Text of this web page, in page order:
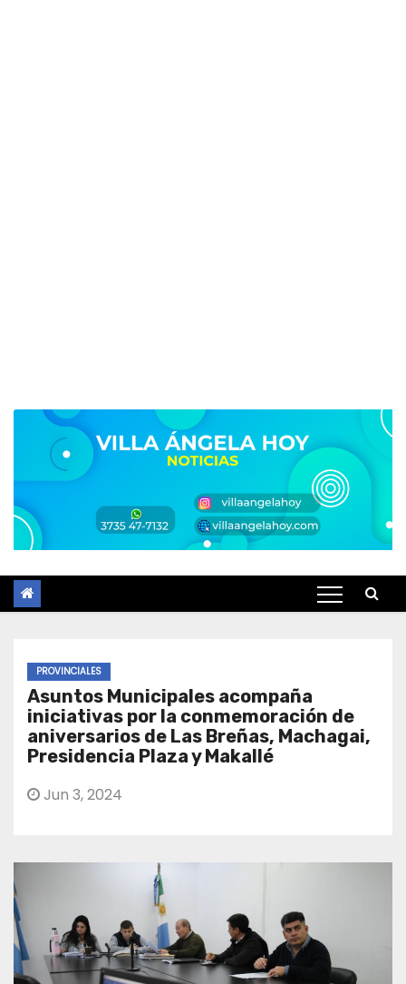
PROVINCIALES
Asuntos Municipales acompaña
iniciativas por la conmemoración de
aniversarios de Las Breñas, Machagai,
Presidencia Plaza y Makallé
Jun 3, 2024